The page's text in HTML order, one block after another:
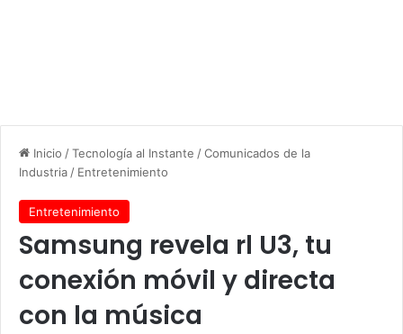
Inicio /Tecnología al Instante /Comunicados de la
Industria / Entretenimiento
Entretenimiento
Samsung revela rl U3, tu
conexión móvil y directa
con la música